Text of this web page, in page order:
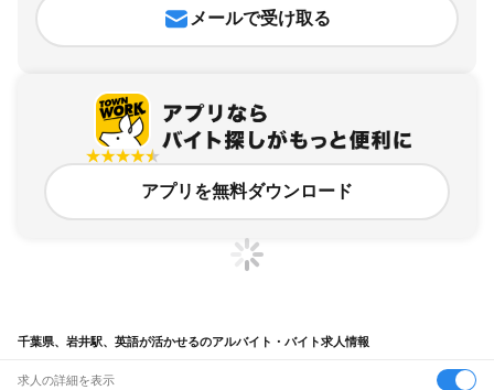
メールで受け取る
アプリを無料ダウンロード
千葉県、岩井駅、英語が活かせるのアルバイト・バイト求人情報
求人の詳細を表示